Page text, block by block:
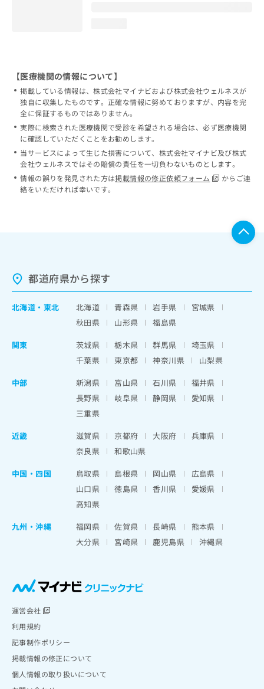
【医療機関の情報について】
掲載している情報は、株式会社マイナビおよび株式会社ウェルネスが
独自に収集したものです。正確な情報に努めておりますが、内容を完
全に保証するものではありません。
実際に検索された医療機関で受診を希望される場合は、必ず医療機関
に確認していただくことをお勧めします。
当サービスによって生じた損害について、株式会社マイナビ及び株式
会社ウェルネスではその賠償の責任を一切負わないものとします。
情報の誤りを発見された方は掲載情報の修正依頼フォーム
からご連
絡をいただければ幸いです。
都道府県から探す
北海道 ・ 東北 北海道 青森県 岩手県
宮城県
秋田県
山形県
福島県
関東
茨城県 栃木県 群馬県
埼玉県
千葉県
東京都 神奈川県
山梨県
中部
新潟県 富山県 石川県
福井県
長野県
岐阜県 静岡県
愛知県
三重県
近畿
滋賀県 京都府 大阪府
兵庫県
奈良県
和歌山県
中国・四国
鳥取県 島根県 岡山県
広島県
山口県
徳島県 香川県
愛媛県
高知県
九州・沖縄
福岡県 佐賀県 長崎県
熊本県
大分県
宮崎県 鹿児島県 沖縄県
運営会社
利用規約
記事制作ポリシー
掲載情報の修正について
個人情報の取り扱いについて